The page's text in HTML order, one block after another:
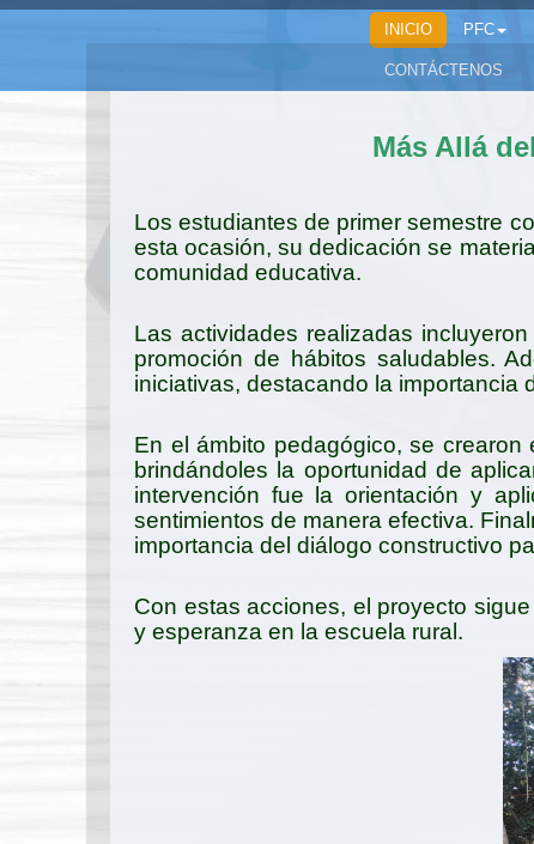
INICIO PFC
CONTÁCTENOS
Más Allá
Los estudiantes de primer semestre
esta ocasión, su dedicación se
comunidad educativa.
Las actividades realizadas
promoción de hábitos saludables.
iniciativas, destacando la importancia
En el ámbito pedagógico, se
brindándoles la oportunidad de
intervención fue la orientación y
sentimientos de manera efectiva.
importancia del diálogo constructivo
Con estas acciones, el proyecto
y esperanza en la escuela rural.